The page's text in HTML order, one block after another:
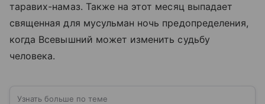
таравих-намаз. Также на этот месяц выпадает
священная для мусульман ночь предопределения,
когда Всевышний может изменить судьбу
человека.
Узнать больше по теме